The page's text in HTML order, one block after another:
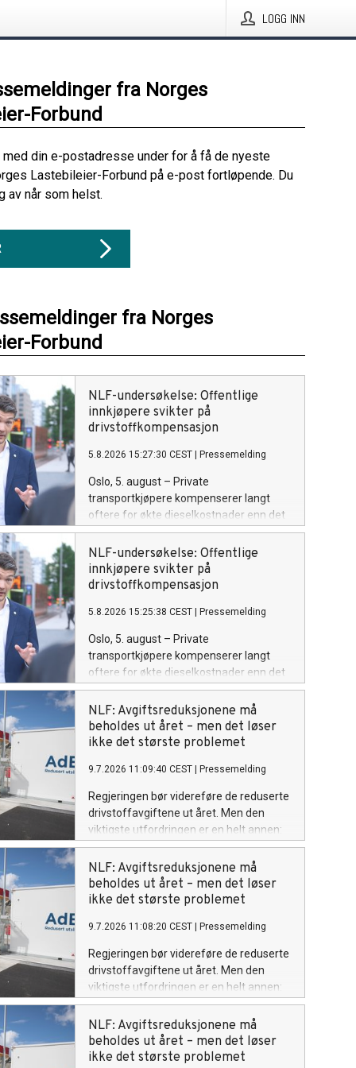
LOGG INN
fra Norges
Forbund
din e-postadresse under for å få de nyeste
Lastebileier-Forbund på e-post fortløpende. Du
av når som helst.
fra Norges
Forbund
NLF-undersøkelse: Offentlige
innkjøpere svikter på
drivstoffkompensasjon
5.8.2026 15:27:30 CEST Pressemelding
Oslo, 5. august – Private
transportkjøpere kompenserer langt
oftere for økte dieselkostnader enn det
offentlige. Det viser
medlemsundersøkelse fra Norges
Lastebileier-Forbund (NLF). Nær
halvparten (48 prosent) av
oppgir at de får dekket hele eller store
deler av økte drivstoffkostnader. For
kommunale kontrakter er andelen 35
prosent, mens den er rundt 10 prosent
for fylkeskommunale og statlige avtaler.
NLF-undersøkelse: Offentlige
innkjøpere svikter på
drivstoffkompensasjon
5.8.2026 15:25:38 CEST Pressemelding
Oslo, 5. august – Private
transportkjøpere kompenserer langt
oftere for økte dieselkostnader enn det
offentlige. Det viser
medlemsundersøkelse fra Norges
Lastebileier-Forbund (NLF). Nær
halvparten (48 prosent) av
oppgir at de får dekket hele eller store
deler av økte drivstoffkostnader. For
kommunale kontrakter er andelen 35
prosent, mens den er rundt 10 prosent
for fylkeskommunale og statlige avtaler.
NLF: Avgiftsreduksjonene må
beholdes ut året – men det løser
ikke det største problemet
9.7.2026 11:09:40 CEST Pressemelding
Regjeringen bør videreføre de reduserte
drivstoffavgiftene ut året. Men den
viktigste utfordringen er en helt annen:
Norske transportbedrifter kan ikke
fortsette å bære kostnadsøkningene.
Regjeringen har varslet at de midlertidig
reduserte drivstoffavgiftene skal økes
feil tidspunkt. I Sverige har de
avgiftsreduksjoner fram til desember.
Det gjør konkurransesituasjonen dobbelt
ille dersom avgiftene økes 1. september
i Norge. Avgiftslettelsen har gitt
pusterom i en periode med høye
kostnader og stor usikkerhet. Å øke
avgiftene i ett hopp samtidig som
NLF: Avgiftsreduksjonene må
beholdes ut året – men det løser
ikke det største problemet
9.7.2026 11:08:20 CEST Pressemelding
Regjeringen bør videreføre de reduserte
drivstoffavgiftene ut året. Men den
viktigste utfordringen er en helt annen:
Norske transportbedrifter kan ikke
fortsette å bære kostnadsøkningene.
Regjeringen har varslet at de midlertidig
reduserte drivstoffavgiftene skal økes
NLF: Avgiftsreduksjonene må
beholdes ut året – men det løser
ikke det største problemet